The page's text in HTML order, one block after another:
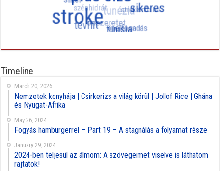
Timeline
March 20, 2026
Nemzetek konyhája | Csirkerizs a világ körül | Jollof Rice | Ghána
és Nyugat-Afrika
May 26, 2024
Fogyás hamburgerrel – Part 19 – A stagnálás a folyamat része
January 29, 2024
2024-ben teljesül az álmom: A szövegeimet viselve is láthatom
rajtatok!